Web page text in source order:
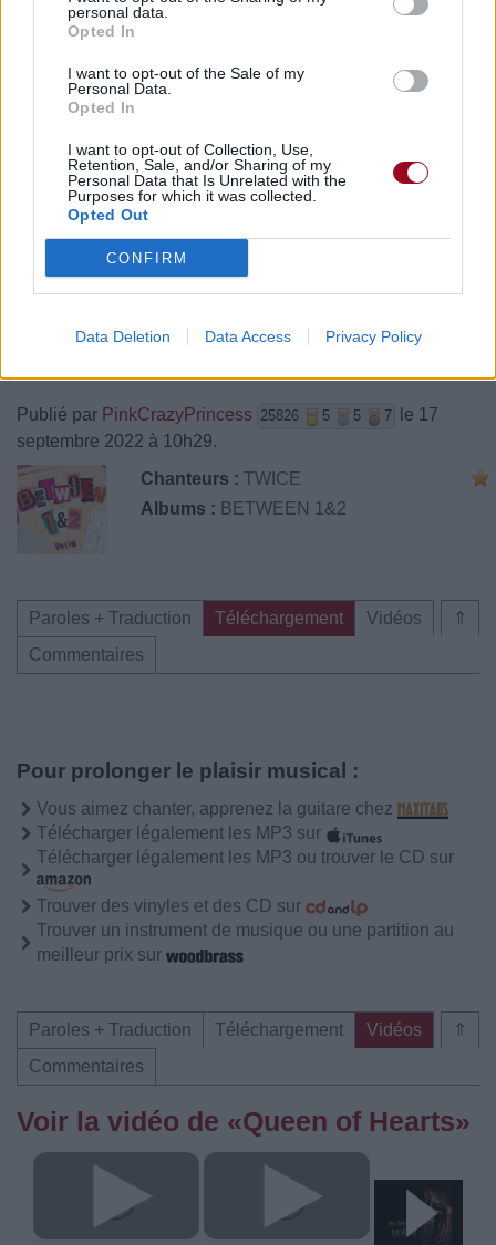
personal data.
Opted In
I want to opt-out of the Sale of my
Personal Data.
Opted In
I want to opt-out of Collection, Use,
Retention, Sale, and/or Sharing of my
Personal Data that Is Unrelated with the
Purposes for which it was collected.
Opted Out
CONFIRM
Data Deletion Data Access Privacy Policy
Publié par PinkCrazyPrincess 25826 5 5 7
le 17
septembre 2022 à 10h29.
Chanteurs : TWICE
Albums : BETWEEN 1&2
⇑
Paroles + Traduction Téléchargement
Vidéos
Commentaires
Pour prolonger le plaisir musical :
Vous aimez chanter, apprenez la guitare chez
Télécharger légalement les MP3 sur
Télécharger légalement les MP3 ou trouver le CD sur
Trouver des vinyles et des CD sur
Trouver un instrument de musique ou une partition au
meilleur prix sur
⇑
Paroles + Traduction Téléchargement
Vidéos
Commentaires
Voir la vidéo de «Queen of Hearts»